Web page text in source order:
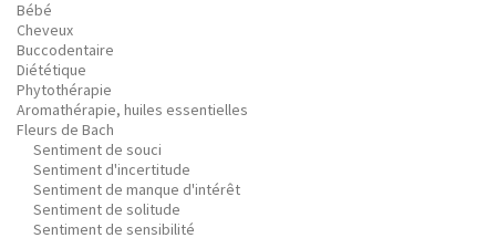
Bébé
Cheveux
Buccodentaire
Diététique
Phytothérapie
Aromathérapie, huiles essentielles
Fleurs de Bach
Sentiment de souci
Sentiment d'incertitude
Sentiment de manque d'intérêt
Sentiment de solitude
Sentiment de sensibilité